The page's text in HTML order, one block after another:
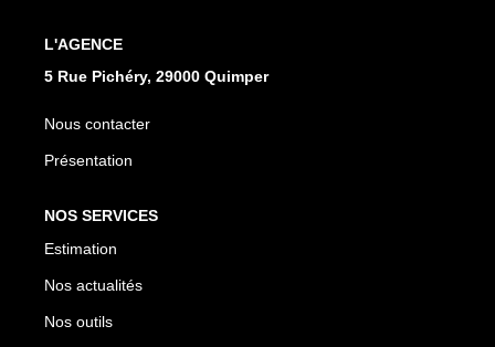
Nous Contacter
L'AGENCE
5 Rue Pichéry, 29000 Quimper
Nous contacter
Présentation
NOS SERVICES
Estimation
Nos actualités
Nos outils